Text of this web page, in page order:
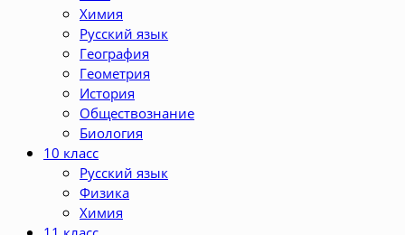
Химия
Русский язык
География
Геометрия
История
Обществознание
Биология
10 класс
Русский язык
Физика
Химия